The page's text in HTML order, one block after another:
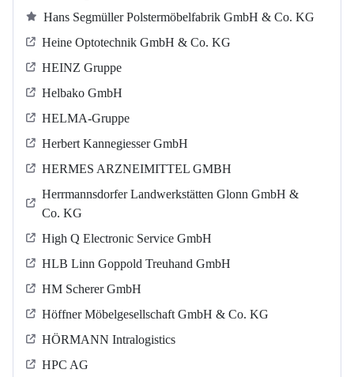
Hans Segmüller Polstermöbelfabrik GmbH & Co. KG
Heine Optotechnik GmbH & Co. KG
HEINZ Gruppe
Helbako GmbH
HELMA-Gruppe
Herbert Kannegiesser GmbH
HERMES ARZNEIMITTEL GMBH
Herrmannsdorfer Landwerkstätten Glonn GmbH &
Co. KG
High Q Electronic Service GmbH
HLB Linn Goppold Treuhand GmbH
HM Scherer GmbH
Höffner Möbelgesellschaft GmbH & Co. KG
HÖRMANN Intralogistics
HPC AG